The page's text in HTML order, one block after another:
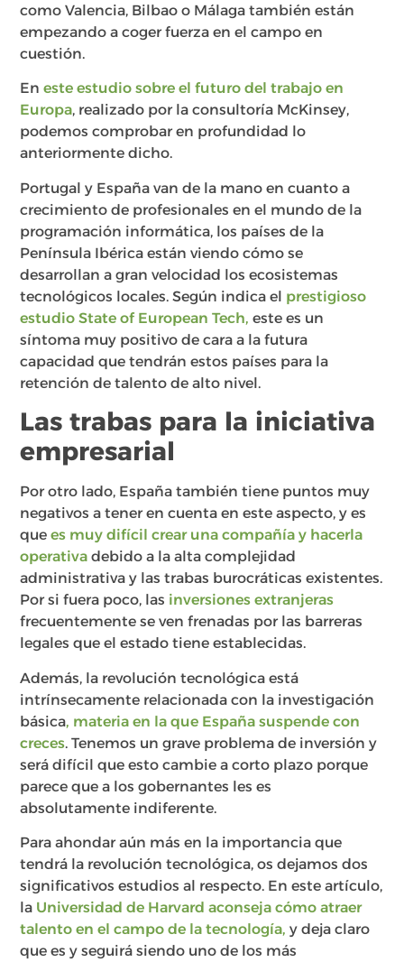
como Valencia, Bilbao o Málaga también están
empezando a coger fuerza en el campo en
cuestión.
Eneste estudio sobre el futuro del trabajo en
Europa, realizado por la consultoría McKinsey,
podemos comprobar en profundidad lo
anteriormente dicho.
Portugal y España van de la mano en cuanto a
crecimiento de profesionales en el mundo de la
programación informática, los países de la
Península Ibérica están viendo cómo se
desarrollan a gran velocidad los ecosistemas
tecnológicos locales. Según indica el prestigioso
estudio State of European Tech, este es un
síntoma muy positivo de cara a la futura
capacidad que tendrán estos países para la
retención de talento de alto nivel.
Las trabas para la iniciativa
empresarial
Por otro lado, España también tiene puntos muy
negativos a tener en cuenta en este aspecto, y es
quees muy difícil crear una compañía y hacerla
operativa debido a la alta complejidad
administrativa y las trabas burocráticas existentes.
Por si fuera poco, las inversiones extranjeras
frecuentemente se ven frenadas por las barreras
legales que el estado tiene establecidas.
Además, la revolución tecnológica está
intrínsecamente relacionada con la investigación
básica, materia en la que España suspende con
creces. Tenemos un grave problema de inversión y
será difícil que esto cambie a corto plazo porque
parece que a los gobernantes les es
absolutamente indiferente.
Para ahondar aún más en la importancia que
tendrá la revolución tecnológica, os dejamos dos
significativos estudios al respecto. En este artículo,
la Universidad de Harvard aconseja cómo atraer
talento en el campo de la tecnología, y deja claro
que es y seguirá siendo uno de los más